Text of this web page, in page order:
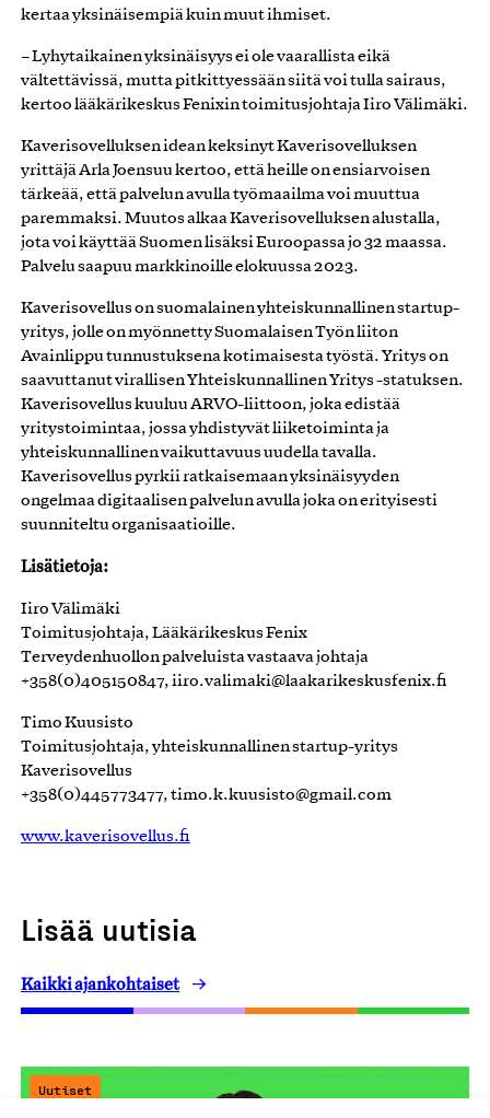
kertaa yksinäisempiä kuin muut ihmiset.
– Lyhytaikainen yksinäisyys ei ole vaarallista eikä
vältettävissä, mutta pitkittyessään siitä voi tulla sairaus,
kertoo lääkärikeskus Fenixin toimitusjohtaja Iiro Välimäki.
Kaverisovelluksen idean keksinyt Kaverisovelluksen
yrittäjä Arla Joensuu kertoo, että heille on ensiarvoisen
tärkeää, että palvelun avulla työmaailma voi muuttua
paremmaksi. Muutos alkaa Kaverisovelluksen alustalla,
jota voi käyttää Suomen lisäksi Euroopassa jo 32 maassa.
Palvelu saapuu markkinoille elokuussa 2023.
Kaverisovellus on suomalainen yhteiskunnallinen startup-
yritys, jolle on myönnetty Suomalaisen Työn liiton
Avainlippu tunnustuksena kotimaisesta työstä. Yritys on
saavuttanut virallisen Yhteiskunnallinen Yritys -statuksen.
Kaverisovellus kuuluu ARVO-liittoon, joka edistää
yritystoimintaa, jossa yhdistyvät liiketoiminta ja
yhteiskunnallinen vaikuttavuus uudella tavalla.
Kaverisovellus pyrkii ratkaisemaan yksinäisyyden
ongelmaa digitaalisen palvelun avulla joka on erityisesti
suunniteltu organisaatioille.
Lisätietoja:
Iiro Välimäki
Toimitusjohtaja, Lääkärikeskus Fenix
Terveydenhuollon palveluista vastaava johtaja
+358(0)405150847, iiro.valimaki@laakarikeskusfenix.fi
Timo Kuusisto
Toimitusjohtaja, yhteiskunnallinen startup-yritys
Kaverisovellus
+358(0)445773477, timo.k.kuusisto@gmail.com
www.kaverisovellus.fi
Lisää uutisia
Kaikki ajankohtaiset
Uutiset